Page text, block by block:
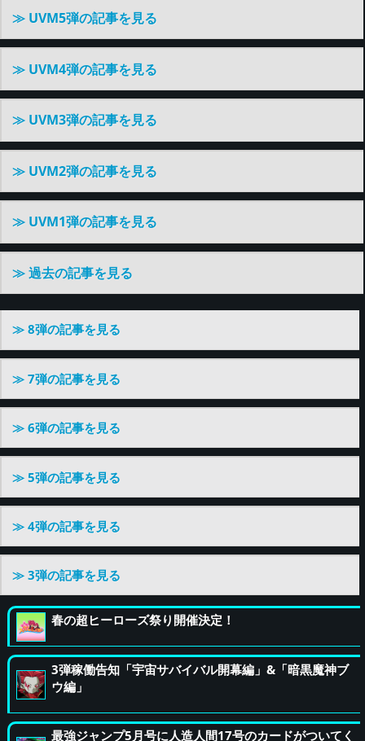
≫ UVM5弾の記事を見る
≫ UVM4弾の記事を見る
≫ UVM3弾の記事を見る
≫ UVM2弾の記事を見る
≫ UVM1弾の記事を見る
≫ 過去の記事を見る
≫ 8弾の記事を見る
≫ 7弾の記事を見る
≫ 6弾の記事を見る
≫ 5弾の記事を見る
≫ 4弾の記事を見る
≫ 3弾の記事を見る
春の超ヒーローズ祭り開催決定！
3弾稼働告知「宇宙サバイバル開幕編」&「暗黒魔神ブ
ウ編」
最強ジャンプ5月号に人造人間17号のカードがついてく